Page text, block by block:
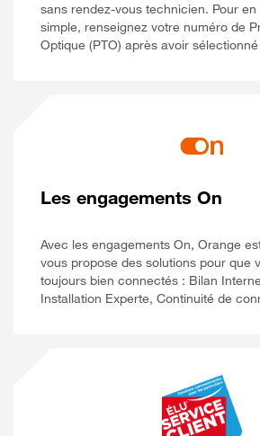
sans rendez-vous technicien. Pour en
simple, renseignez votre numéro de
Optique (PTO) après avoir
Les engagements On
Avec les engagements On, Orange
vous propose des solutions pour que
toujours bien connectés : Bilan
Installation Experte, Continuité de